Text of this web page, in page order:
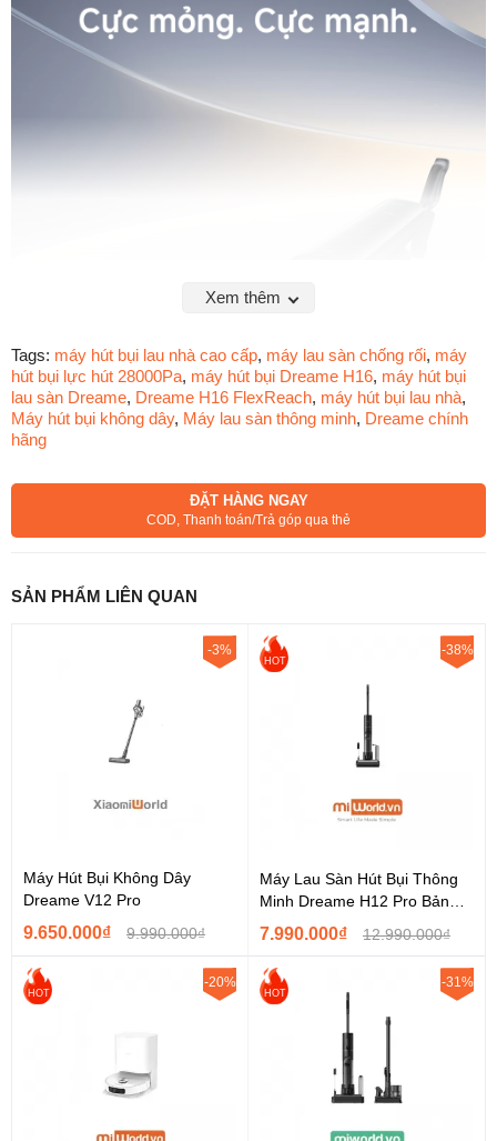
Dreame H16 FlexReach – Máy Hút Bụi
Dreame
Điểm nổi bật đầu tiên của Dreame H16 FlexReach chính là thiết
, cho phép thiết bị dễ dàng tiếp cận
những khu vực thấp như gầm giường, gầm sofa hay tủ kệ – nơi
bụi bẩn thường tích tụ nhưng khó vệ sinh bằng các thiết bị thông
Xem thêm
Tags: máy hút bụi lau nhà cao cấp, máy lau sàn chống rối, máy
hút bụi lực hút 28000Pa, máy hút bụi Dreame H16, máy hút bụi
lau sàn Dreame, Dreame H16 FlexReach, máy hút bụi lau nhà,
Máy hút bụi không dây, Máy lau sàn thông minh, Dreame chính
hãng
ĐẶT HÀNG NGAY
COD, Thanh toán/Trả góp qua thẻ
SẢN PHẨM LIÊN QUAN
-3%
Máy Hút Bụi Không Dây
Dreame V12 Pro
9.650.000₫ 9.990.000₫
HOT
-38%
Máy Lau Sàn Hút Bụi Thông
Minh Dreame H12 Pro Bản
Nâng Cấp
7.990.000₫ 12.990.000₫
HOT
-20%
HOT
-31%